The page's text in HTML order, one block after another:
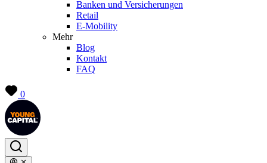
Banken und Versicherungen
Retail
E-Mobility
Mehr
Blog
Kontakt
FAQ
0